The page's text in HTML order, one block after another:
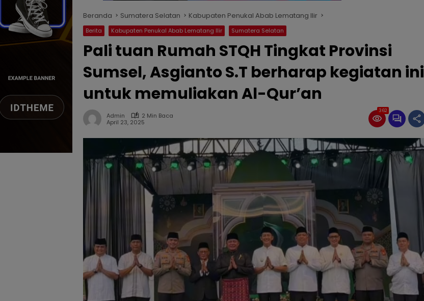
Beranda Sumatera Selatan Kabupaten Penukal Abab Lematang Ilir
Berita Kabupaten Penukal Abab Lematang Ilir Sumatera Selatan
Pali tuan Rumah STQH Tingkat Provinsi
Sumsel, Asgianto S.T berharap kegiatan ini
untuk memuliakan Al-Qur’an
Admin
2 Min Baca
April 23, 2025
362